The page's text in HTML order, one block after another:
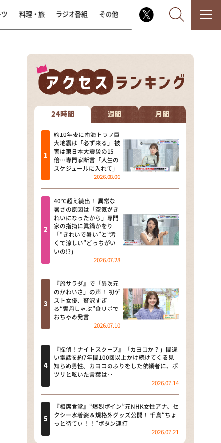
なるみ・岡村の過ぎるTV
相席食堂
これ余談なんですけど・・・
～人生密着トークバラエティ！
～ やすとものいたって真剣です
探偵！ナイトスクープ
news おかえり
河合＆A.B.C-Z塚田×福井アナ
「なんでやねん！？」（news お
かえり）
DAIGOも台所 ～きょうの献立 何
にする？～
本日はダイアンなり！シーズン２
朝だ！生です旅サラダ
教えて！ニュースライブ 正義の
ミカタ
ＬＩＦＥ～夢のカタチ～
新婚さんいらっしゃい！
ポツンと一軒家
ザキ山小屋本館
料理・旅 ラジオ番組 その他
24時間 週間 月間
約10年後に南海トラフ巨
大地震は「必ず来る」 被
害は東日本大震災の15
倍…専門家断言「人生の
スケジュールに入れて」
2026.08.06
40℃超え続出！ 異常な
暑さの原因は「空気がき
れいになったから」専門
家の指摘に眞鍋かをり
「“きれいで暑い”と“汚
くて涼しい”どっちがい
いの!?」
2026.07.28
『旅サラダ』で「異次元
のかわいさ」の声！ 初ゲ
スト女優、贅沢すぎ
る“雲丹しゃぶ”食リポで
おちゃめ発言
2026.07.10
『探偵！ナイトスクープ』「カヨコか？」間違
い電話を約7年間100回以上かけ続けてくる見
知らぬ男性。カヨコのふりをした依頼者に、ポ
ツリと呟いた言葉は…
2026.07.14
『相席食堂』“爆烈ボイン”元NHK女性アナ、セ
クシー水着姿＆規格外グッズ公開！ 千鳥“ちょ
っと待てぃ！！”ボタン連打
2026.07.21